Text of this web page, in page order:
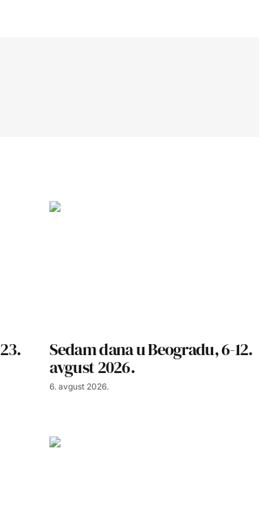
Sedam dana u Beogradu, 6-12.
avgust 2026.
6. avgust 2026.